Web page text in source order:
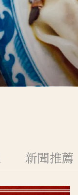
新聞推薦